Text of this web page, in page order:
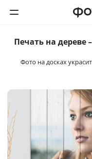
Календари
Интерьерная печать
Фотоподарки
Печать на дереве –
Фото на досках